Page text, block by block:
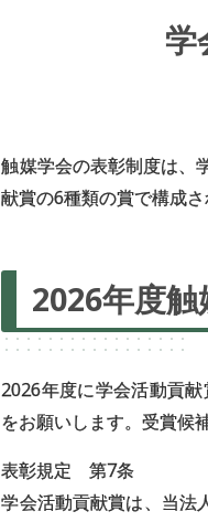
学
触媒学会の表彰制度は、
献賞の6種類の賞で構成さ
2026年度
2026年度に学会活動貢
をお願いします。受賞候
表彰規定 第7条
学会活動貢献賞は、当法